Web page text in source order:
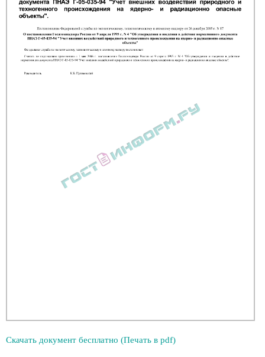
Скачать документ бесплатно (Печать в pdf)